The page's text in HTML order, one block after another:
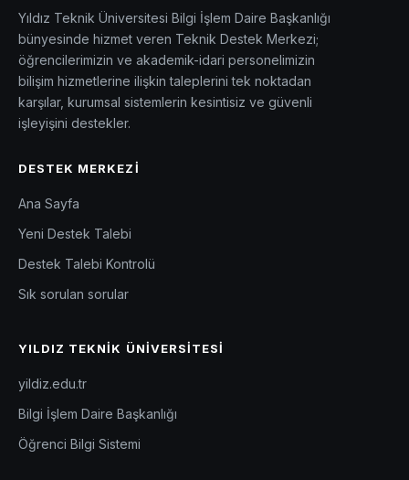
Yıldız Teknik Üniversitesi Bilgi İşlem Daire Başkanlığı
bünyesinde hizmet veren Teknik Destek Merkezi;
öğrencilerimizin ve akademik-idari personelimizin
bilişim hizmetlerine ilişkin taleplerini tek noktadan
karşılar, kurumsal sistemlerin kesintisiz ve güvenli
işleyişini destekler.
DESTEK MERKEZI
Ana Sayfa
Yeni Destek Talebi
Destek Talebi Kontrolü
Sık sorulan sorular
YILDIZ TEKNIK ÜNIVERSITESI
yildiz.edu.tr
Bilgi İşlem Daire Başkanlığı
Öğrenci Bilgi Sistemi